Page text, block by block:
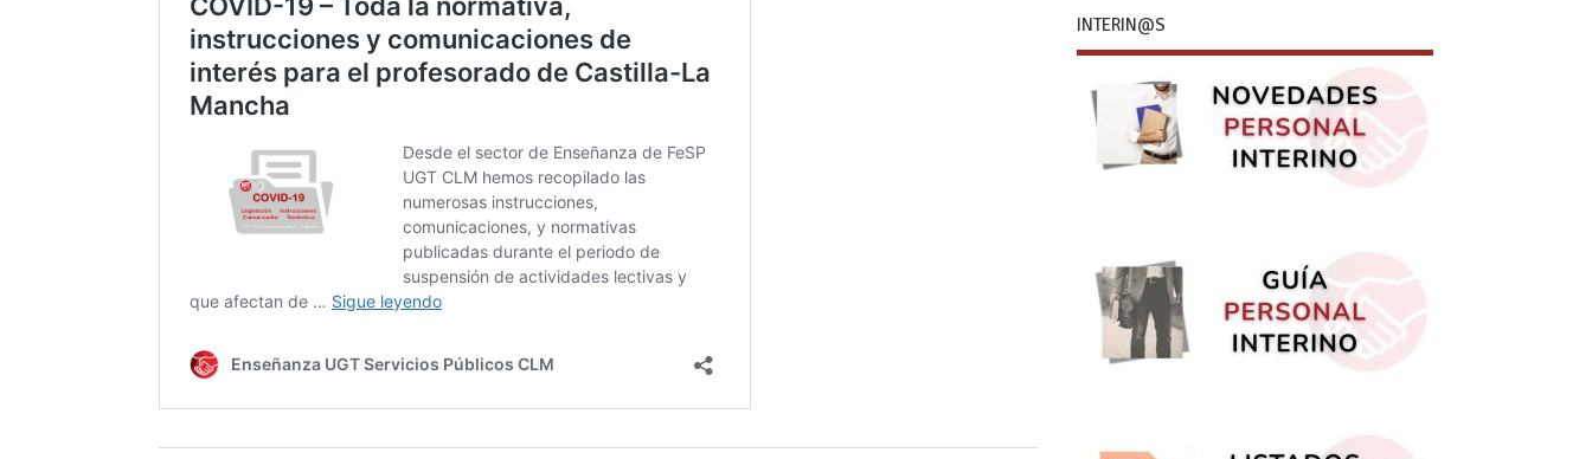
INTERIN@S